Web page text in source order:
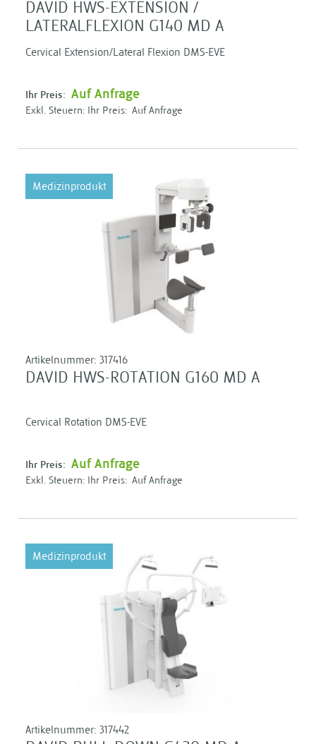
DAVID HWS-EXTENSION /
LATERALFLEXION G140 MD A
Cervical Extension/Lateral Flexion DMS-EVE
Ihr Preis: Auf Anfrage
Ihr Preis: Auf Anfrage
Medizinprodukt
Artikelnummer: 317416
DAVID HWS-ROTATION G160 MD A
Cervical Rotation DMS-EVE
Ihr Preis: Auf Anfrage
Ihr Preis: Auf Anfrage
Medizinprodukt
Artikelnummer: 317442